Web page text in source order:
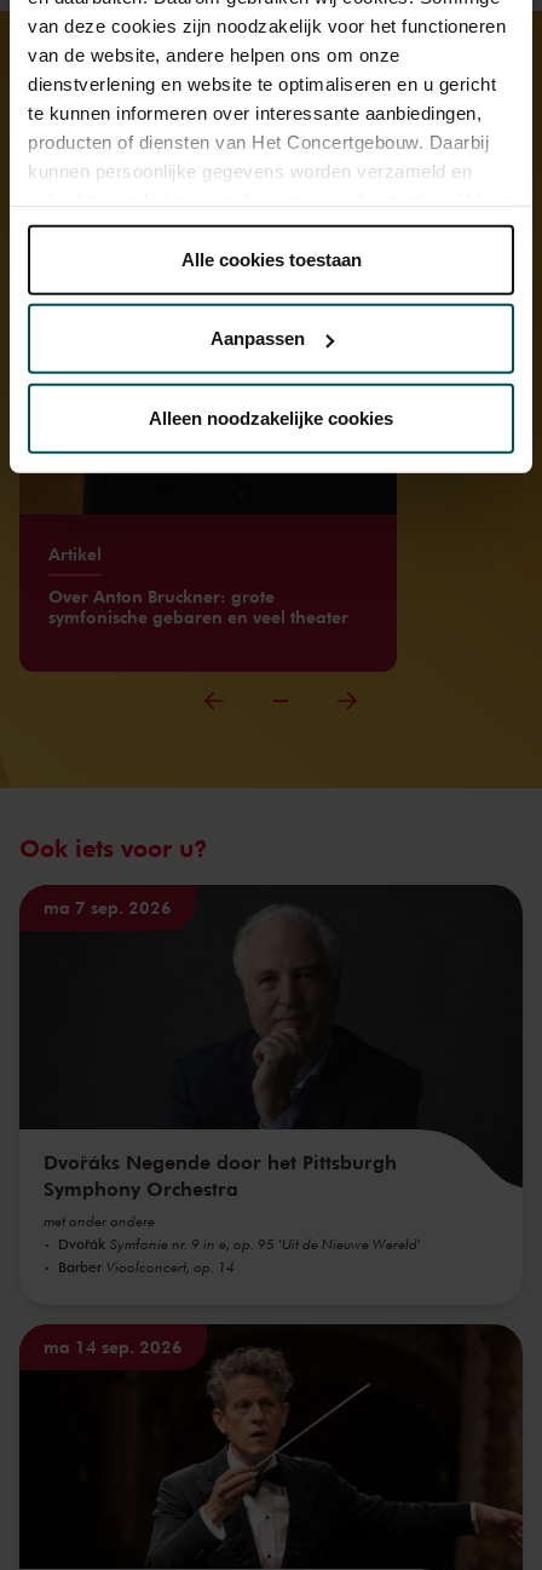
van deze cookies zijn noodzakelijk voor het functioneren
van de website, andere helpen ons om onze
dienstverlening en website te optimaliseren en u gericht
te kunnen informeren over interessante aanbiedingen,
producten of diensten van Het Concertgebouw. Daarbij
kunnen persoonlijke gegevens worden verzameld en
onder 'aanpassen' zelf welke cookies wij mogen
Lees onze cookieverklaring hier. Lees onze
Via decookieverklaringop onze website kunt u uw
kunnen ontvangen en verwerken.
Alle cookies toestaan
Aanpassen
Alleen noodzakelijke cookies
Ontdek meer
Artikel
Over Anton Bruckner: grote
symfonische gebaren en veel theater
Ook iets voor u?
ma 7 sep. 2026
Dvořáks Negende door het Pittsburgh
Symphony Orchestra
met onder andere
Dvořák Symfonie nr. 9 in e, op. 95 'Uit de Nieuwe Wereld'
Barber Vioolconcert, op. 14
ma 14 sep. 2026